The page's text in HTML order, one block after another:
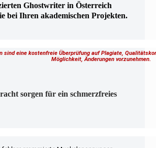
Ghostwriter in Österreich
bei Ihren akademischen Projekten.
sind eine kostenfreie Überprüfung auf Plagiate,
Möglichkeit, Änderungen vorzunehmen.
sorgen für ein schmerzfreies